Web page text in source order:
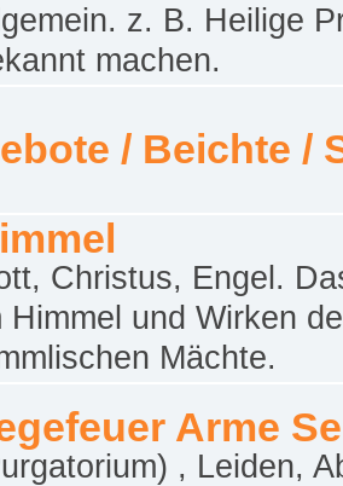
z. B. Heilige
machen.
/ Beichte /
Christus, Engel.
Himmel und Wirken
Mächte.
Arme
, Leiden,